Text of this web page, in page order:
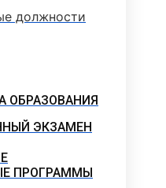
должности
ОБРАЗОВАНИЯ
ЭКЗАМЕН
ПРОГРАММЫ